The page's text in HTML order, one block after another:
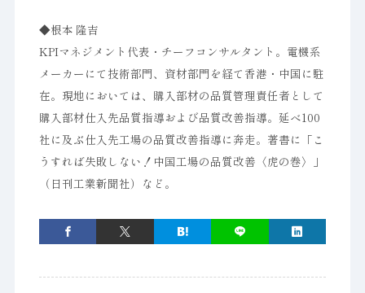
◆根本 隆吉
KPIマネジメント代表・チーフコンサルタント。電機系
メーカーにて技術部門、資材部門を経て香港・中国に駐
在。現地においては、購入部材の品質管理責任者として
購入部材仕入先品質指導および品質改善指導。延べ100
社に及ぶ仕入先工場の品質改善指導に奔走。著書に「こ
うすれば失敗しない！中国工場の品質改善〈虎の巻〉」
（日刊工業新聞社）など。